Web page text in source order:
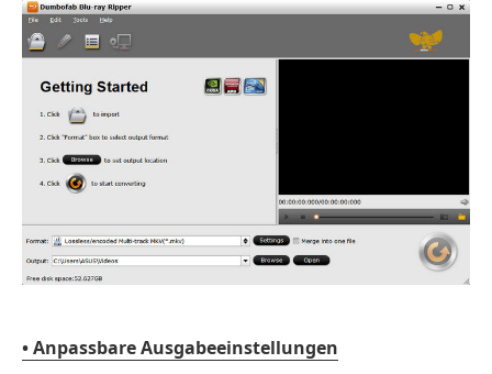
• Anpassbare Ausgabeeinstellungen